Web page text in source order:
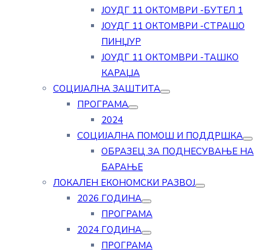
ЈОУДГ 11 ОКТОМВРИ -БУТЕЛ 1
ЈОУДГ 11 ОКТОМВРИ -СТРАШО
ПИНЏУР
ЈОУДГ 11 ОКТОМВРИ -ТАШКО
КАРАЏА
СОЦИЈАЛНА ЗАШТИТА
ПРОГРАМА
2024
СОЦИЈАЛНА ПОМОШ И ПОДДРШКА
ОБРАЗЕЦ ЗА ПОДНЕСУВАЊЕ НА
БАРАЊЕ
ЛОКАЛЕН ЕКОНОМСКИ РАЗВОЈ
2026 ГОДИНА
ПРОГРАМА
2024 ГОДИНА
ПРОГРАМА